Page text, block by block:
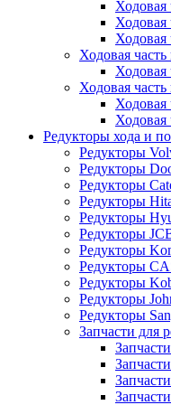
Ходовая
Ходовая
Ходовая
Ходовая часть
Ходовая
Ходовая
Ходовая
Ходовая
Редукторы хода и
Редукторы
Редукторы
Редукторы
Редукторы
Редукторы
Редукторы
Редукторы
Редукторы
Редукторы
Редукторы
Редукторы
Запчасти для